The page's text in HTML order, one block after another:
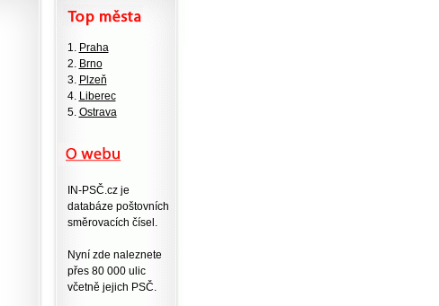
1. Praha
2. Brno
3. Plzeň
4. Liberec
5. Ostrava
IN-PSČ.cz je
databáze poštovních
směrovacích čísel.
Nyní zde naleznete
přes 80 000 ulic
včetně jejich PSČ.